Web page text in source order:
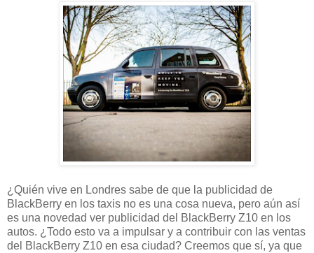
¿Quién vive en Londres sabe de que la publicidad de
BlackBerry en los taxis no es una cosa nueva, pero aún así
es una novedad ver publicidad del BlackBerry Z10 en los
autos. ¿Todo esto va a impulsar y a contribuir con las ventas
del BlackBerry Z10 en esa ciudad? Creemos que sí, ya que